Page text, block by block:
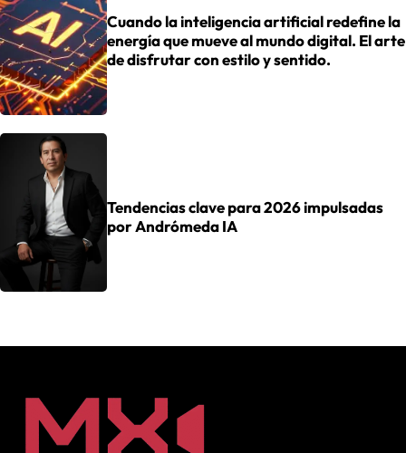
Cuando la inteligencia artificial redefine la
energía que mueve al mundo digital. El arte
de disfrutar con estilo y sentido.
Tendencias clave para 2026 impulsadas
por Andrómeda IA